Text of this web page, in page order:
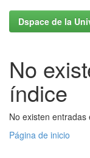
Dspace de la
No
índice
No existen
Página de inicio